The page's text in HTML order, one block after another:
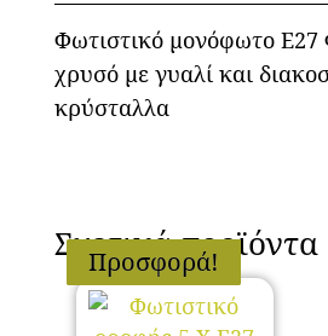
Φωτιστικό μονόφωτο Ε27
χρυσό με γυαλί και
κρύσταλλα
Σχετικά προϊόντα
Προσφορά!
Προσφορά!
Προσφορά!
Προσφορά!
Προσφορά!